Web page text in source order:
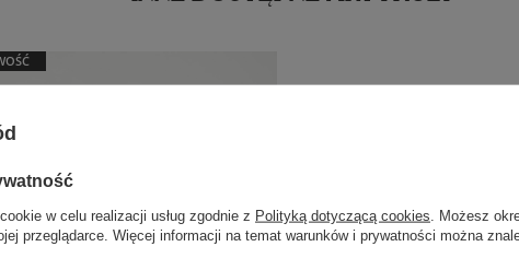
w celu realizacji usług zgodnie z Polityką dotyczącą cookies . Możesz
przeglądarce. Więcej informacji na temat warunków i prywatności można